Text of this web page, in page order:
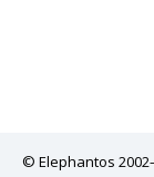
© Elephantos